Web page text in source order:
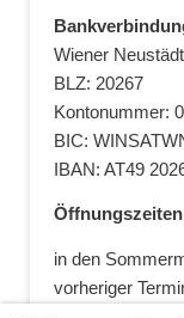
Wiener
BLZ: 20267
Kontonummer:
BIC:
IBAN: AT49
in den
vorheriger